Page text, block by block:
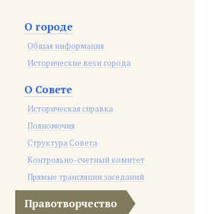
О городе
Общая информация
Исторические вехи города
О Совете
Историческая справка
Полномочия
Структура Совета
Контрольно-счетный комитет
Прямые трансляции заседаний
Правотворчество